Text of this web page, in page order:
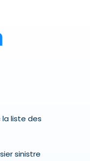
liste des
sinistre